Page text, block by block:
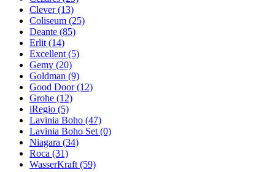
Clever(13)
Coliseum (25)
Deante (85)
Erlit (14)
Excellent (5)
Gemy (20)
Goldman (9)
Good Door(12)
Grohe (12)
iRegio (5)
Lavinia Boho (47)
Lavinia Boho Set (0)
Niagara (34)
Roca (31)
WasserKraft (59)